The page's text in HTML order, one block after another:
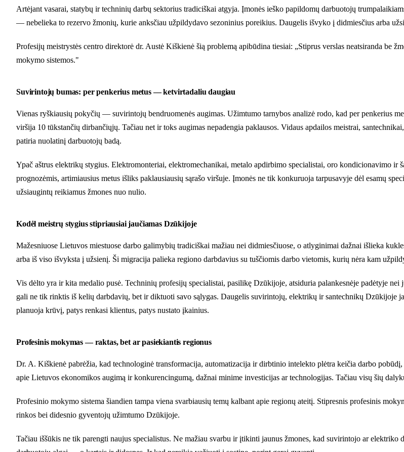
Artėjant vasarai, statybų ir techninių darbų sektorius tradiciškai atgyja. Įmonės ieško papildomų darbuotojų
— nebelieka to rezervo žmonių, kurie anksčiau užpildydavo sezoninius poreikius. Daugelis išvyko į didmiesčius arba
Profesijų meistrystės centro direktorė dr. Austė Kiškienė šią problemą apibūdina tiesiai: „Stiprus verslas neatsiranda be
mokymo sistemos."
Suvirintojų bumas: per penkerius metus — ketvirtadaliu daugiau
Vienas ryškiausių pokyčių — suvirintojų bendruomenės augimas. Užimtumo tarnybos analizė rodo, kad per penkerius
viršija 10 tūkstančių dirbančiųjų. Tačiau net ir toks augimas nepadengia paklausos. Vidaus apdailos meistrai,
patiria nuolatinį darbuotojų badą.
Ypač aštrus elektrikų stygius. Elektromonteriai, elektromechanikai, metalo apdirbimo specialistai, oro kondicionavimo
prognozėmis, artimiausius metus išliks paklausiausių sąrašo viršuje. Įmonės ne tik konkuruoja tarpusavyje dėl esamų
užsiaugintų reikiamus žmones nuo nulio.
Kodėl meistrų stygius stipriausiai jaučiamas Dzūkijoje
Mažesniuose Lietuvos miestuose darbo galimybių tradiciškai mažiau nei didmiesčiuose, o atlyginimai dažnai išlieka
arba iš viso išvyksta į užsienį. Ši migracija palieka regiono darbdavius su tuščiomis darbo vietomis, kurių nėra kam
Vis dėlto yra ir kita medalio pusė. Techninių profesijų specialistai, pasilikę Dzūkijoje, atsiduria palankesnėje padėtyje
gali ne tik rinktis iš kelių darbdavių, bet ir diktuoti savo sąlygas. Daugelis suvirintojų, elektrikų ir santechnikų
planuoja krūvį, patys renkasi klientus, patys nustato įkainius.
Profesinis mokymas — raktas, bet ar pasiekiantis regionus
Dr. A. Kiškienė pabrėžia, kad technologinė transformacija, automatizacija ir dirbtinio intelekto plėtra keičia darbo
apie Lietuvos ekonomikos augimą ir konkurencingumą, dažnai minime investicijas ar technologijas. Tačiau visų šių
Profesinio mokymo sistema šiandien tampa viena svarbiausių temų kalbant apie regionų ateitį. Stipresnis profesinis
rinkos bei didesnio gyventojų užimtumo Dzūkijoje.
Tačiau iššūkis ne tik parengti naujus specialistus. Ne mažiau svarbu ir įtikinti jaunus žmones, kad suvirintojo ar